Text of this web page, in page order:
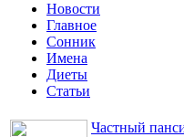
Новости
Главное
Сонник
Имена
Диеты
Статьи
Частный